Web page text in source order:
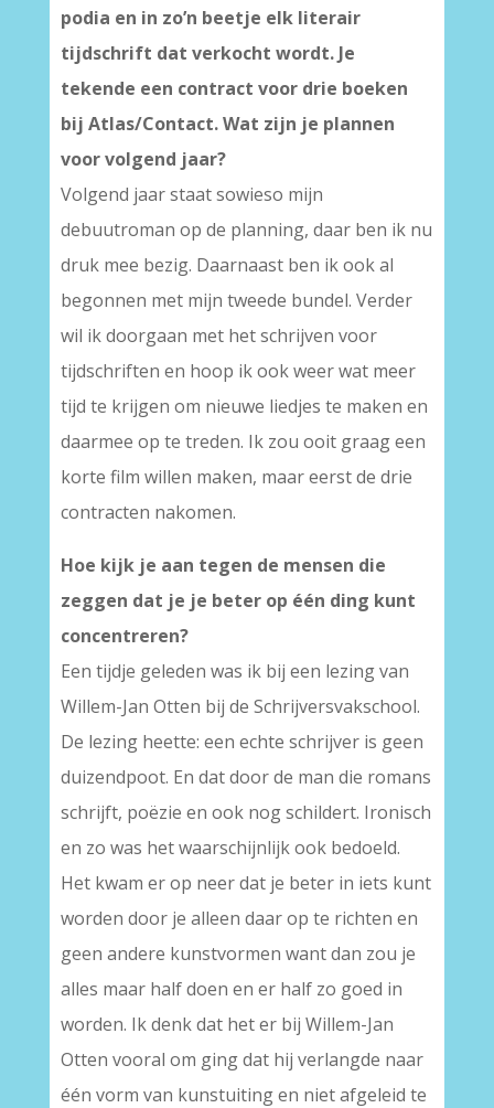
podia en in zo’n beetje elk literair
tijdschrift dat verkocht wordt. Je
tekende een contract voor drie boeken
bij Atlas/Contact. Wat zijn je plannen
voor volgend jaar?
Volgend jaar staat sowieso mijn
debuutroman op de planning, daar ben ik nu
druk mee bezig. Daarnaast ben ik ook al
begonnen met mijn tweede bundel. Verder
wil ik doorgaan met het schrijven voor
tijdschriften en hoop ik ook weer wat meer
tijd te krijgen om nieuwe liedjes te maken en
daarmee op te treden. Ik zou ooit graag een
korte film willen maken, maar eerst de drie
contracten nakomen.
Hoe kijk je aan tegen de mensen die
zeggen dat je je beter op één ding kunt
concentreren?
Een tijdje geleden was ik bij een lezing van
Willem-Jan Otten bij de Schrijversvakschool.
De lezing heette: een echte schrijver is geen
duizendpoot. En dat door de man die romans
schrijft, poëzie en ook nog schildert. Ironisch
en zo was het waarschijnlijk ook bedoeld.
Het kwam er op neer dat je beter in iets kunt
worden door je alleen daar op te richten en
geen andere kunstvormen want dan zou je
alles maar half doen en er half zo goed in
worden. Ik denk dat het er bij Willem-Jan
Otten vooral om ging dat hij verlangde naar
één vorm van kunstuiting en niet afgeleid te